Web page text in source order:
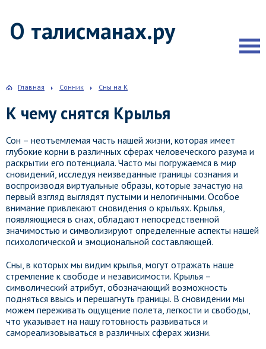
О талисманах.ру
Главная Сонник Сны на К
К чему снятся Крылья
Сон – неотъемлемая часть нашей жизни, которая имеет
глубокие корни в различных сферах человеческого разума и
раскрытии его потенциала. Часто мы погружаемся в мир
сновидений, исследуя неизведанные границы сознания и
воспроизводя виртуальные образы, которые зачастую на
первый взгляд выглядят пустыми и нелогичными. Особое
внимание привлекают сновидения о крыльях. Крылья,
появляющиеся в снах, обладают непосредственной
значимостью и символизируют определенные аспекты нашей
психологической и эмоциональной составляющей.
Сны, в которых мы видим крылья, могут отражать наше
стремление к свободе и независимости. Крылья –
символический атрибут, обозначающий возможность
подняться ввысь и перешагнуть границы. В сновидении мы
можем переживать ощущение полета, легкости и свободы,
что указывает на нашу готовность развиваться и
самореализовываться в различных сферах жизни.